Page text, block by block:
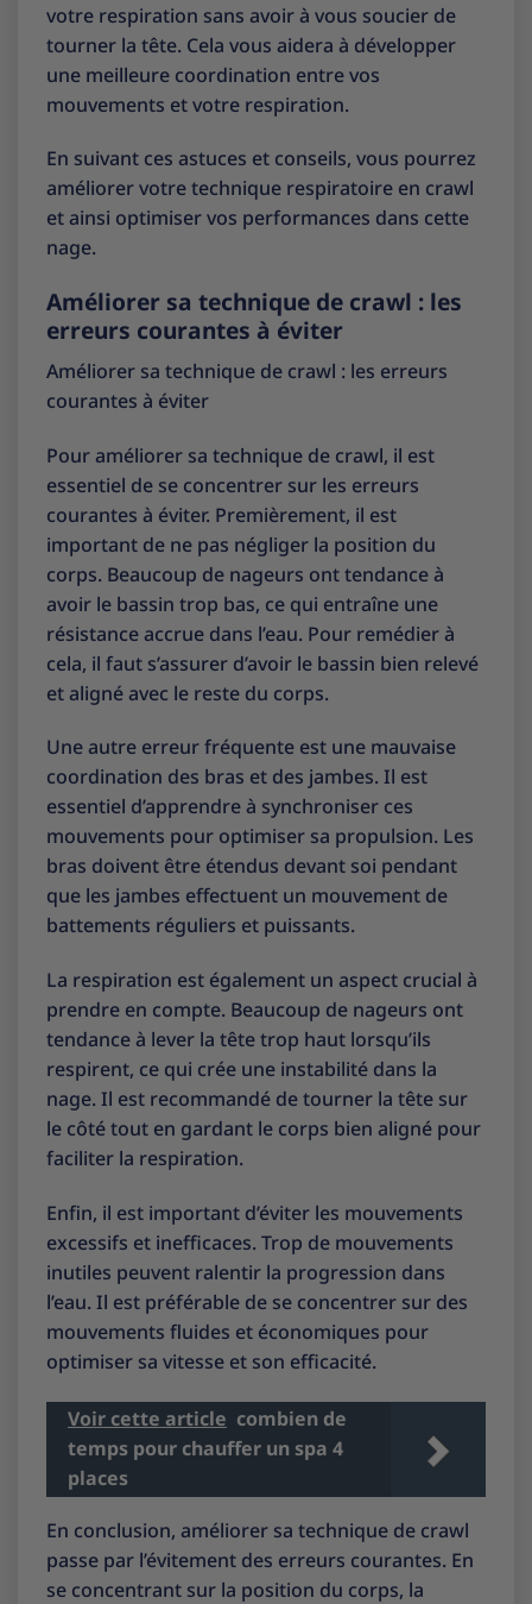
votre respiration sans avoir à vous soucier de
tourner la tête. Cela vous aidera à développer
une meilleure coordination entre vos
mouvements et votre respiration.
En suivant ces astuces et conseils, vous pourrez
améliorer votre technique respiratoire en crawl
et ainsi optimiser vos performances dans cette
nage.
Améliorer sa technique de crawl : les
erreurs courantes à éviter
Améliorer sa technique de crawl : les erreurs
courantes à éviter
Pour améliorer sa technique de crawl, il est
essentiel de se concentrer sur les erreurs
courantes à éviter. Premièrement, il est
important de ne pas négliger la position du
corps. Beaucoup de nageurs ont tendance à
avoir le bassin trop bas, ce qui entraîne une
résistance accrue dans l’eau. Pour remédier à
cela, il faut s’assurer d’avoir le bassin bien relevé
et aligné avec le reste du corps.
Une autre erreur fréquente est une mauvaise
coordination des bras et des jambes. Il est
essentiel d’apprendre à synchroniser ces
mouvements pour optimiser sa propulsion. Les
bras doivent être étendus devant soi pendant
que les jambes effectuent un mouvement de
battements réguliers et puissants.
La respiration est également un aspect crucial à
prendre en compte. Beaucoup de nageurs ont
tendance à lever la tête trop haut lorsqu’ils
respirent, ce qui crée une instabilité dans la
nage. Il est recommandé de tourner la tête sur
le côté tout en gardant le corps bien aligné pour
faciliter la respiration.
Enfin, il est important d’éviter les mouvements
excessifs et inefficaces. Trop de mouvements
inutiles peuvent ralentir la progression dans
l’eau. Il est préférable de se concentrer sur des
mouvements fluides et économiques pour
optimiser sa vitesse et son efficacité.
Voir cette article combien de
temps pour chauffer un spa 4
places
En conclusion, améliorer sa technique de crawl
passe par l’évitement des erreurs courantes. En
se concentrant sur la position du corps, la